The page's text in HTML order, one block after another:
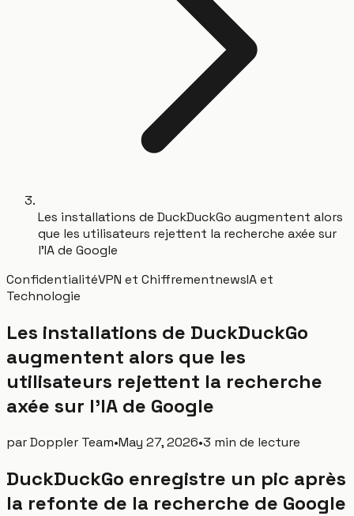
Les installations de DuckDuckGo augmentent alors
que les utilisateurs rejettent la recherche axée sur
l'IA de Google
ConfidentialitéVPN et ChiffrementnewsIA et
Technologie
Les installations de DuckDuckGo
augmentent alors que les
utilisateurs rejettent la recherche
axée sur l'IA de Google
parDoppler Team•May 27, 2026•3 min de lecture
DuckDuckGo enregistre un pic après
la refonte de la recherche de Google